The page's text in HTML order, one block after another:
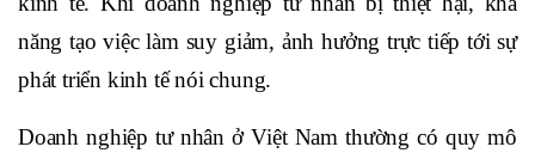
năng tạo việc làm suy giảm, ảnh hưởng trực tiếp tới sự
phát triển kinh tế nói chung.
Doanh nghiệp tư nhân ở Việt Nam thường có quy mô